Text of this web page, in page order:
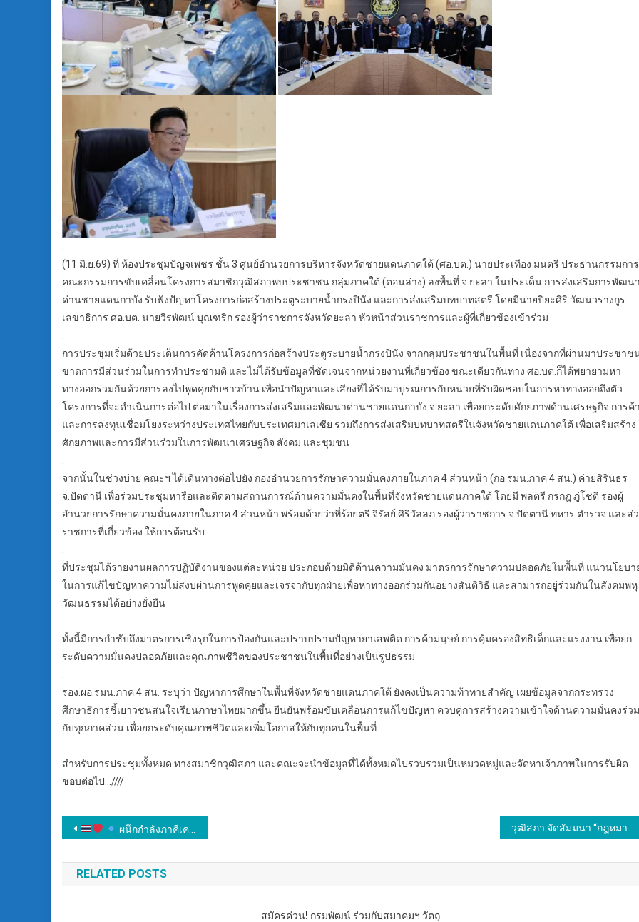
(11 มิ.ย.69) ที่ ห้องประชุมปัญจเพชร ชั้น 3 ศูนย์อำนวยการบริหารจังหวัดชายแดนภาคใต้ (ศอ.บต.) นายประเทือง มนตรี ประธานกรรมการ
คณะกรรมการขับเคลื่อนโครงการสมาชิกวุฒิสภาพบประชาชน กลุ่มภาคใต้ (ตอนล่าง) ลงพื้นที่ จ.ยะลา ในประเด็น การส่งเสริมการพัฒน
ด่านชายแดนกาบัง รับฟังปัญหาโครงการก่อสร้างประตูระบายน้ำกรงปินัง และการส่งเสริมบทบาทสตรี โดยมีนายปิยะศิริ วัฒนวรางกูร
เลขาธิการ ศอ.บต. นายวีรพัฒน์ บุณฑริก รองผู้ว่าราชการจังหวัดยะลา หัวหน้าส่วนราชการและผู้ที่เกี่ยวข้องเข้าร่วม
การประชุมเริ่มด้วยประเด็นการคัดค้านโครงการก่อสร้างประตูระบายน้ำกรงปินัง จากกลุ่มประชาชนในพื้นที่ เนื่องจากที่ผ่านมาประชาช
ขาดการมีส่วนร่วมในการทำประชามติ และไม่ได้รับข้อมูลที่ชัดเจนจากหน่วยงานที่เกี่ยวข้อง ขณะเดียวกันทาง ศอ.บต.ก็ได้พยายามหา
ทางออกร่วมกันด้วยการลงไปพูดคุยกับชาวบ้าน เพื่อนำปัญหาและเสียงที่ได้รับมาบูรณการกับหน่วยที่รับผิดชอบในการหาทางออกถึงตัว
โครงการที่จะดำเนินการต่อไป ต่อมาในเรื่องการส่งเสริมและพัฒนาด่านชายแดนกาบัง จ.ยะลา เพื่อยกระดับศักยภาพด้านเศรษฐกิจ การค้
และการลงทุนเชื่อมโยงระหว่างประเทศไทยกับประเทศมาเลเซีย รวมถึงการส่งเสริมบทบาทสตรีในจังหวัดชายแดนภาคใต้ เพื่อเสริมสร้าง
ศักยภาพและการมีส่วนร่วมในการพัฒนาเศรษฐกิจ สังคม และชุมชน
จากนั้นในช่วงบ่าย คณะฯ ได้เดินทางต่อไปยัง กองอำนวยการรักษาความมั่นคงภายในภาค 4 ส่วนหน้า (กอ.รมน.ภาค 4 สน.) ค่ายสิรินธร
จ.ปัตตานี เพื่อร่วมประชุมหารือและติดตามสถานการณ์ด้านความมั่นคงในพื้นที่จังหวัดชายแดนภาคใต้ โดยมี พลตรี กรกฎ ภู่โชติ รองผู้
อำนวยการรักษาความมั่นคงภายในภาค 4 ส่วนหน้า พร้อมด้วยว่าที่ร้อยตรี จิรัสย์ ศิริวัลลภ รองผู้ว่าราชการ จ.ปัตตานี ทหาร ตำรวจ และส่
ราชการที่เกี่ยวข้อง ให้การต้อนรับ
ที่ประชุมได้รายงานผลการปฏิบัติงานของแต่ละหน่วย ประกอบด้วยมิติด้านความมั่นคง มาตรการรักษาความปลอดภัยในพื้นที่ แนวนโยบา
ในการแก้ไขปัญหาความไม่สงบผ่านการพูดคุยและเจรจากับทุกฝ่ายเพื่อหาทางออกร่วมกันอย่างสันติวิธี และสามารถอยู่ร่วมกันในสังคมพหุ
วัฒนธรรมได้อย่างยั่งยืน
ทั้งนี้มีการกำชับถึงมาตรการเชิงรุกในการป้องกันและปราบปรามปัญหายาเสพติด การค้ามนุษย์ การคุ้มครองสิทธิเด็กและแรงงาน เพื่อยก
ระดับความมั่นคงปลอดภัยและคุณภาพชีวิตของประชาชนในพื้นที่อย่างเป็นรูปธรรม
รอง.ผอ.รมน.ภาค 4 สน. ระบุว่า ปัญหาการศึกษาในพื้นที่จังหวัดชายแดนภาคใต้ ยังคงเป็นความท้าทายสำคัญ เผยข้อมูลจากกระทรวง
ศึกษาธิการชี้เยาวชนสนใจเรียนภาษาไทยมากขึ้น ยืนยันพร้อมขับเคลื่อนการแก้ไขปัญหา ควบคู่การสร้างความเข้าใจด้านความมั่นคงร่วม
กับทุกภาคส่วน เพื่อยกระดับคุณภาพชีวิตและเพิ่มโอกาสให้กับทุกคนในพื้นที่
สำหรับการประชุมทั้งหมด ทางสมาชิกวุฒิสภา และคณะจะนำข้อมูลที่ได้ทั้งหมดไปรวบรวมเป็นหมวดหมู่และจัดหาเจ้าภาพในการรับผิด
ชอบต่อไป…////
แนะแนว
เรื่อง
ผนึกกำลังภาคีเครือข่าย เติมรอยยิ้มและกำลังใจให้คนพิการและทหารผ่านศึกพิการ
RELATED POSTS
สมัครด่วน! กรมพัฒน์ ร่วมกับสมาคมฯ วัตถุ